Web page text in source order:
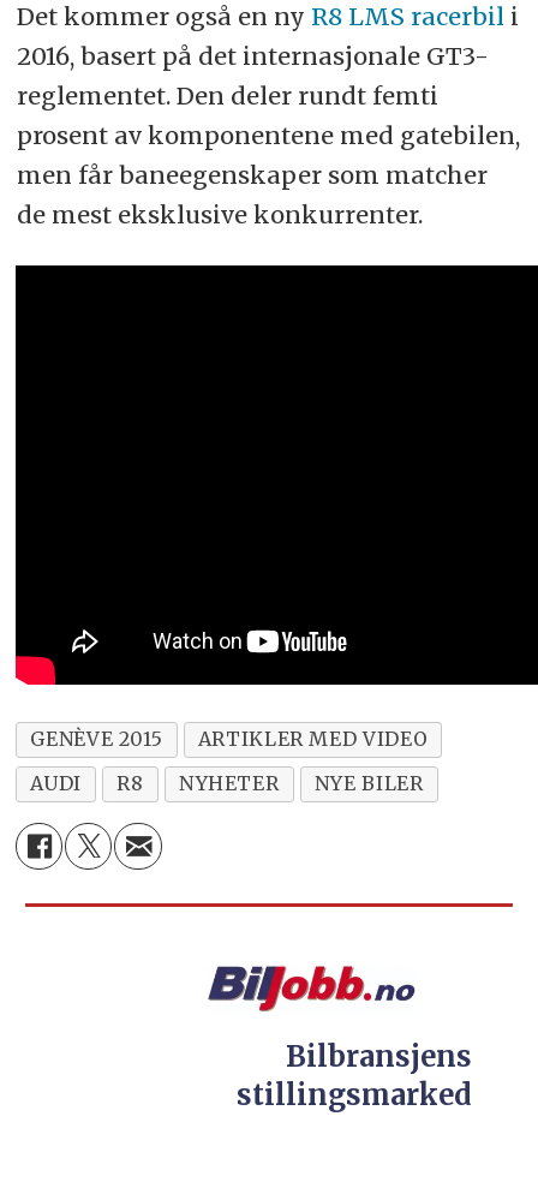
Det kommer også en ny R8 LMS racerbil i
2016, basert på det internasjonale GT3-
reglementet. Den deler rundt femti
prosent av komponentene med gatebilen,
men får baneegenskaper som matcher
de mest eksklusive konkurrenter.
GENÈVE 2015
ARTIKLER MED VIDEO
AUDI
R8 NYHETER NYE BILER
Bilbransjens
stillingsmarked